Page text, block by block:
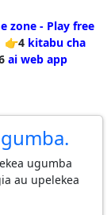
zone - Play free
👉4 kitabu cha
ai web app
ugumba
au upelekea